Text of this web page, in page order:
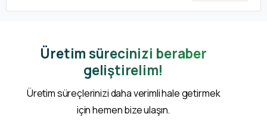
Üretim sürecinizi beraber
geliştirelim!
Üretim süreçlerinizi daha verimli hale getirmek
için hemen bize ulaşın.